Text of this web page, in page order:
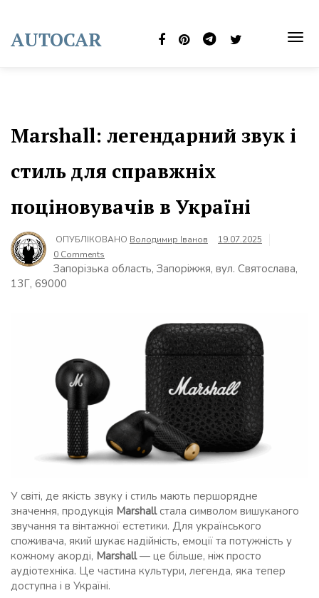
content
AUTOCAR
Marshall: легендарний звук і
стиль для справжніх
поціновувачів в Україні
ОПУБЛІКОВАНО Володимир Іванов
19.07.2025
0 Comments
Запорізька область, Запоріжжя, вул. Святослава,
13Г, 69000
У світі, де якість звуку і стиль мають першорядне
значення, продукція Marshallстала символом вишуканого
звучання та вінтажної естетики. Для українського
споживача, який шукає надійність, емоції та потужність у
кожному акорді, Marshall— це більше, ніж просто
аудіотехніка. Це частина культури, легенда, яка тепер
доступна і в Україні.